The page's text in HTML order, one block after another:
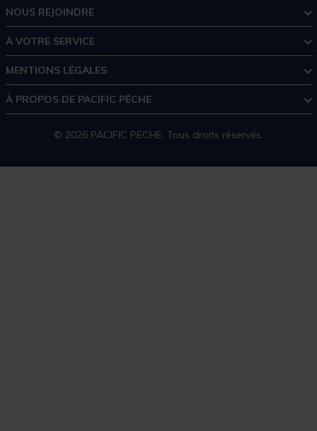
NOUS REJOINDRE
À VOTRE SERVICE
MENTIONS LÉGALES
À PROPOS DE PACIFIC PÊCHE
© 2026 PACIFIC PECHE. Tous droits réservés.